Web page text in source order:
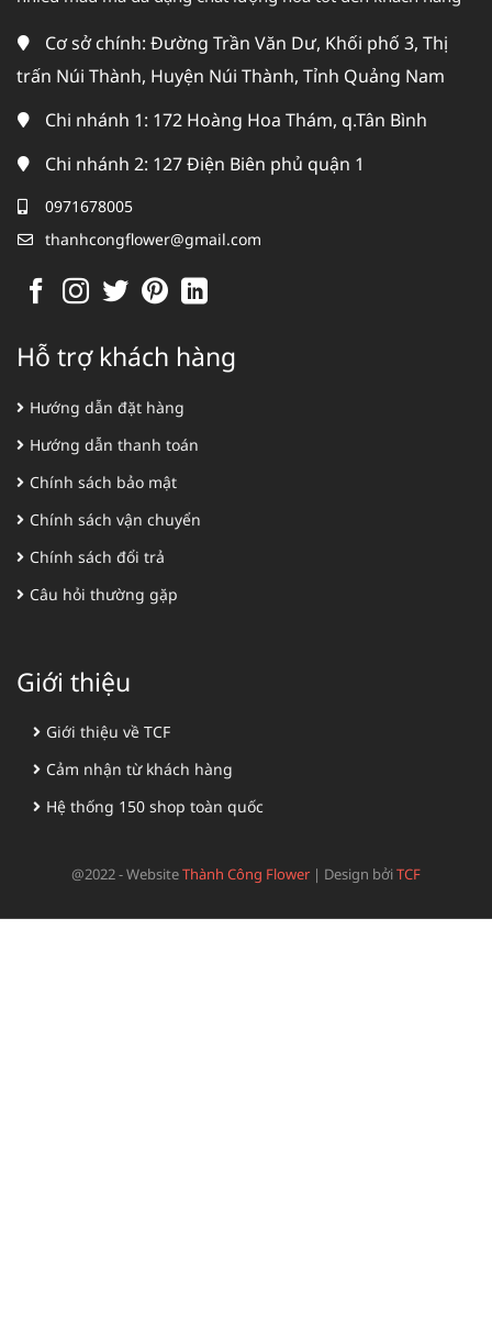
Cơ sở chính: Đường Trần Văn Dư, Khối phố 3, Thị
trấn Núi Thành, Huyện Núi Thành, Tỉnh Quảng Nam
Chi nhánh 1: 172 Hoàng Hoa Thám, q.Tân Bình
Chi nhánh 2: 127 Điện Biên phủ quận 1
0971678005
thanhcongflower@gmail.com
Hỗ trợ khách hàng
Hướng dẫn đặt hàng
Hướng dẫn thanh toán
Chính sách bảo mật
Chính sách vận chuyển
Chính sách đổi trả
Câu hỏi thường gặp
Giới thiệu
Giới thiệu về TCF
Cảm nhận từ khách hàng
Hệ thống 150 shop toàn quốc
@2022 - WebsiteThành Công Flower | Design bởiTCF